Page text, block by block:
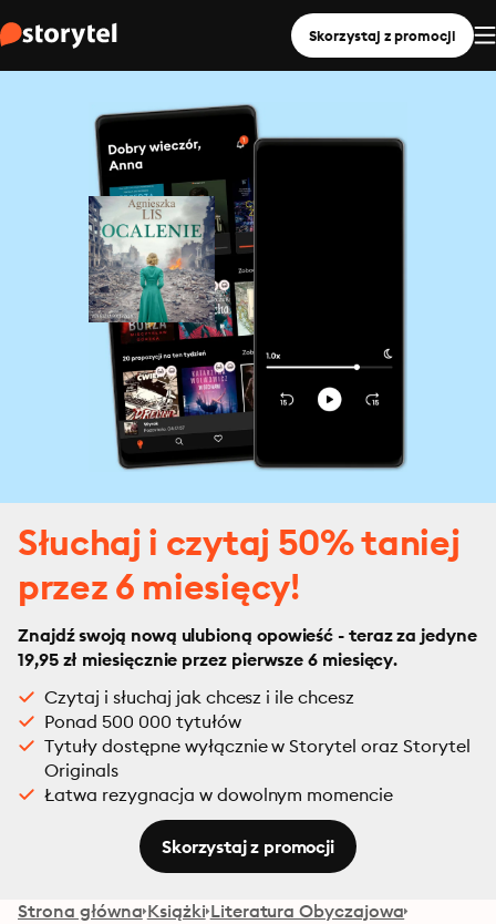
Skorzystaj z promocji
Słuchaj i czytaj 50% taniej
przez 6 miesięcy!
Znajdź swoją nową ulubioną opowieść - teraz za jedyne
19,95 zł miesięcznie przez pierwsze 6 miesięcy.
Czytaj i słuchaj jak chcesz i ile chcesz
Ponad 500 000 tytułów
Tytuły dostępne wyłącznie w Storytel oraz Storytel
Originals
Łatwa rezygnacja w dowolnym momencie
Skorzystaj z promocji
Strona główna Książki Literatura Obyczajowa